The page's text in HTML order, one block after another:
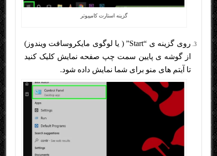
گزینه استارت کامپیوتر
روی گزینه ی “Start” ( یا لوگوی مایکروسافت ویندوز)
از گوشه ی پایین سمت چپ صفحه نمایش کلیک کنید
تا آیتم های منو برای شما نمایش داده شود.